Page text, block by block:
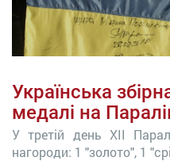
Українська
медалі на
У третій день XII
нагороди: 1 "золото", 1